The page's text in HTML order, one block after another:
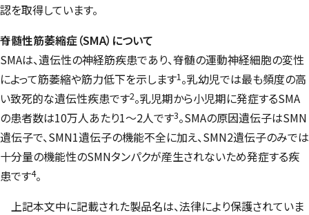
認を取得しています。
脊髄性筋萎縮症（SMA）について
SMAは、遺伝性の神経筋疾患であり、脊髄の運動神経細胞の変性
によって筋萎縮や筋力低下を示します1。乳幼児では最も頻度の高
い致死的な遺伝性疾患です2。乳児期から小児期に発症するSMA
の患者数は10万人あたり1～2人です3。SMAの原因遺伝子はSMN
遺伝子で、SMN1遺伝子の機能不全に加え、SMN2遺伝子のみでは
十分量の機能性のSMNタンパクが産生されないため発症する疾
患です4。
上記本文中に記載された製品名は、法律により保護されていま